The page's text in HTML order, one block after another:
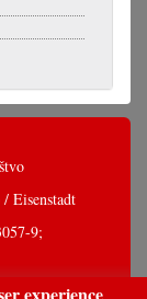
Eisenstadt
9;